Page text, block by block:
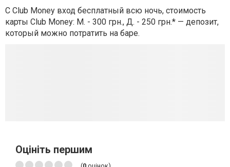
С Club Money вход бесплатный всю ночь, стоимость
карты Club Money: М. - 300 грн., Д. - 250 грн.* — депозит,
который можно потратить на баре.
Оцініть першим